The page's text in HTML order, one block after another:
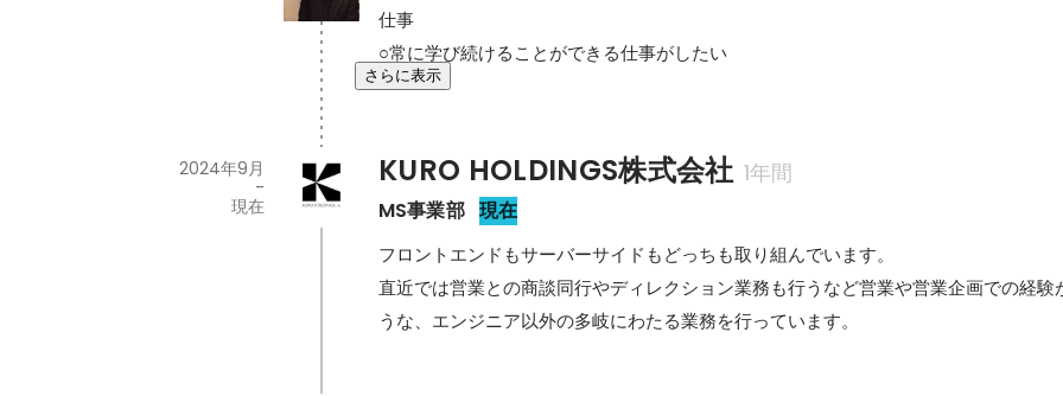
仕事
○常に学び続けることができる仕事がしたい
さらに表示
KURO HOLDINGS株式会社 1年間
MS事業部 現在
2024年9月
-
現在
フロントエンドもサーバーサイドもどっちも取り組んでいます。
直近では営業との商談同行やディレクション業務も行うなど営業や営業企画での経験
うな、エンジニア以外の多岐にわたる業務を行っています。